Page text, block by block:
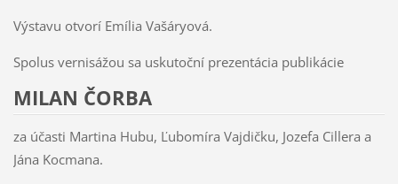
Výstavu otvorí Emília Vašáryová.
Spolus vernisážou sa uskutoční prezentácia publikácie
MILAN ČORBA
za účasti Martina Hubu, Ľubomíra Vajdičku, Jozefa Cillera a
Jána Kocmana.